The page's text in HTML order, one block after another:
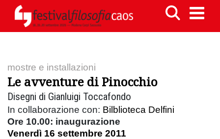
mostre e installazioni
Le avventure di Pinocchio
Disegni di Gianluigi Toccafondo
In collaborazione con: Bilblioteca Delfini
Ore 10.00: inaugurazione
Venerdì 16 settembre 2011